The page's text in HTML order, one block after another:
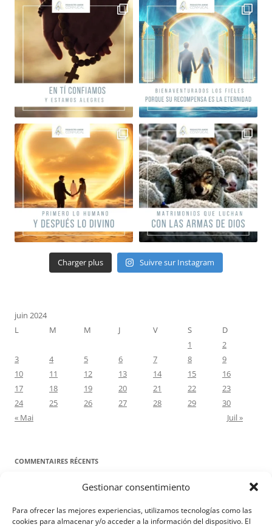
Gestionar consentimiento
Para ofrecer las mejores experiencias, utilizamos tecnologías como las
cookies para almacenar y/o acceder a la información del dispositivo. El
Charger plus Suivre sur Instagram
juin 2024
L
M M J V S
D
1
2
3
4 5 6 7 8
9
10
11 12 13 14 15
16
17
18 19 20 21 22
23
24
25 26 27 28 29
30
« Mai
Juil »
COMMENTAIRES RÉCENTS
Proyecto Amor ConyugaldansContre toute attente. Commentaire
pour les époux : Luc 12, 8-12
Manuel MirallesdansContre toute attente. Commentaire pour les